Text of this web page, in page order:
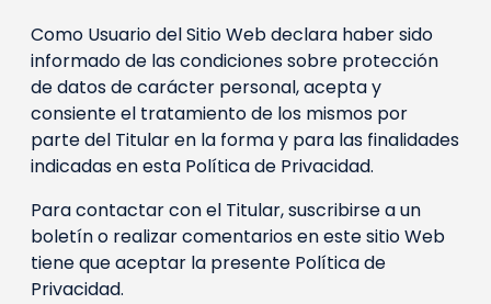
Como Usuario del Sitio Web declara haber sido
informado de las condiciones sobre protección
de datos de carácter personal, acepta y
consiente el tratamiento de los mismos por
parte del Titular en la forma y para las finalidades
indicadas en esta Política de Privacidad.
Para contactar con el Titular, suscribirse a un
boletín o realizar comentarios en este sitio Web
tiene que aceptar la presente Política de
Privacidad.